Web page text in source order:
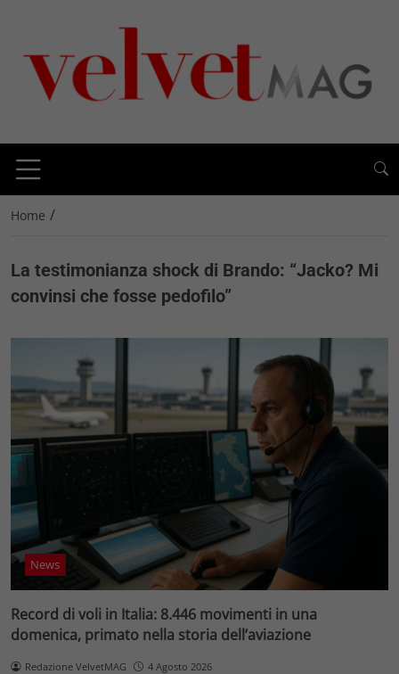
Home /
La testimonianza shock di Brando: “Jacko? Mi
convinsi che fosse pedofilo”
News
Record di voli in Italia: 8.446 movimenti in una
domenica, primato nella storia dell’aviazione
Redazione VelvetMAG 4 Agosto 2026